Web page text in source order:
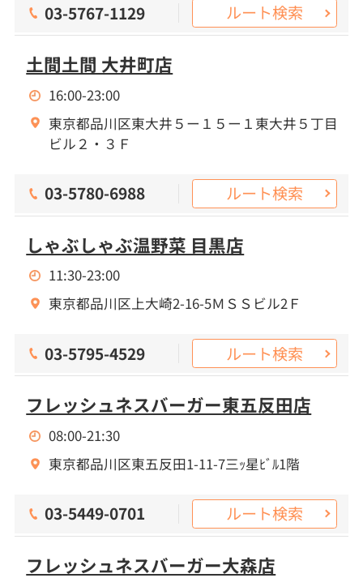
03-5767-1129 ルート検索
土間土間 大井町店
16:00-23:00
東京都品川区東大井５ー１５ー１東大井５丁目
ビル２・３Ｆ
03-5780-6988 ルート検索
しゃぶしゃぶ温野菜 目黒店
11:30-23:00
東京都品川区上大崎2-16-5ＭＳＳビル2Ｆ
03-5795-4529 ルート検索
フレッシュネスバーガー東五反田店
08:00-21:30
東京都品川区東五反田1-11-7三ｯ星ﾋﾞﾙ1階
03-5449-0701 ルート検索
フレッシュネスバーガー大森店